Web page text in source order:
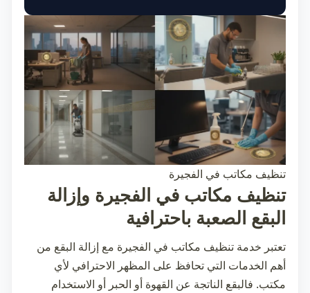
تنظيف مكاتب في الفجيرة
تنظيف مكاتب في الفجيرة وإزالة
البقع الصعبة باحترافية
تعتبر خدمة تنظيف مكاتب في الفجيرة مع إزالة البقع من
أهم الخدمات التي تحافظ على المظهر الاحترافي لأي
مكتب. فالبقع الناتجة عن القهوة أو الحبر أو الاستخدام